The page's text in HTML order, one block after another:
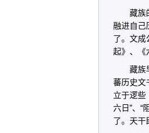
藏族
融进自己
了。文成
起》、《
藏族
蕃历史文
立于逻些
六日”、“
了。天干